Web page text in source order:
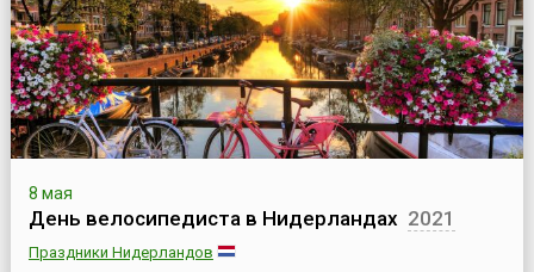
8 мая
День велосипедиста в Нидерландах 2021
Праздники Нидерландов